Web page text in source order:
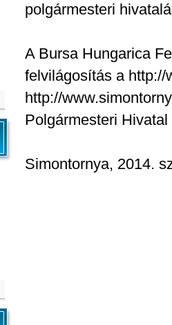
polgármesteri
A Bursa Hungarica
felvilágosítás a http://
http://
Polgármesteri
Simontornya,